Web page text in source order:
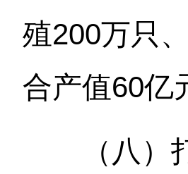
殖200万只
合产值60亿
（八